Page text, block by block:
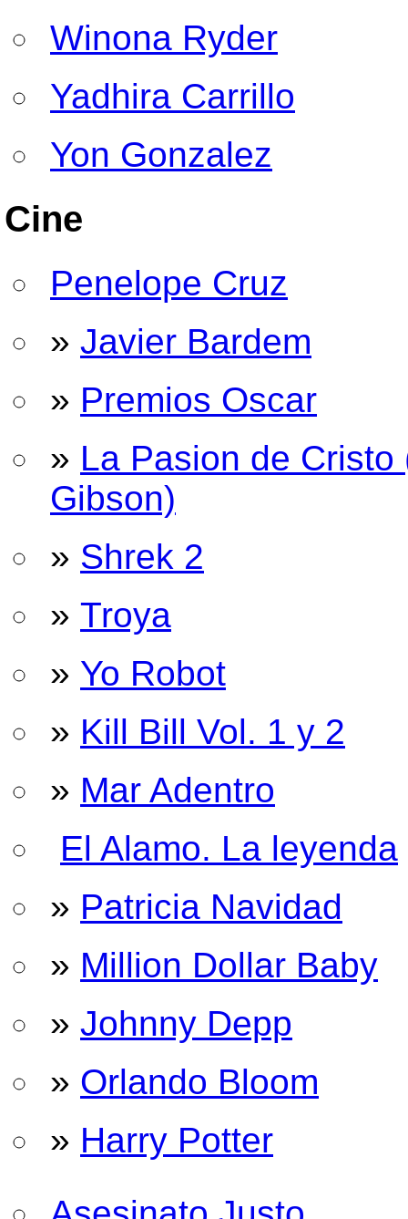
Winona Ryder
Yadhira Carrillo
Yon Gonzalez
Cine
Penelope Cruz
» Javier Bardem
» Premios Oscar
» La Pasion de Cristo
Gibson)
» Shrek 2
» Troya
» Yo Robot
» Kill Bill Vol. 1 y 2
» Mar Adentro
El Alamo. La leyenda
» Patricia Navidad
» Million Dollar Baby
» Johnny Depp
» Orlando Bloom
» Harry Potter